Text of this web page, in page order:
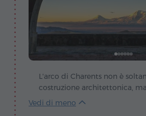
L'arco di Charents non è
costruzione architettonica,
poetico dell'amore per